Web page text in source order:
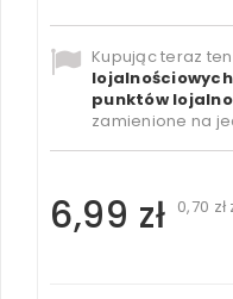
Kupując teraz
lojalnościowych
punktów
zamienione na
6,99 zł 0,70 zł